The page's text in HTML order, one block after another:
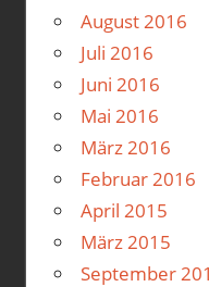
August 2016
Juli 2016
Juni 2016
Mai 2016
März 2016
Februar 2016
April 2015
März 2015
September